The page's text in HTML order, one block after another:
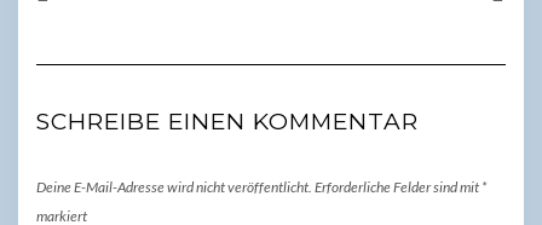
SCHREIBE EINEN KOMMENTAR
Deine E-Mail-Adresse wird nicht veröffentlicht. Erforderliche Felder sind mit *
markiert